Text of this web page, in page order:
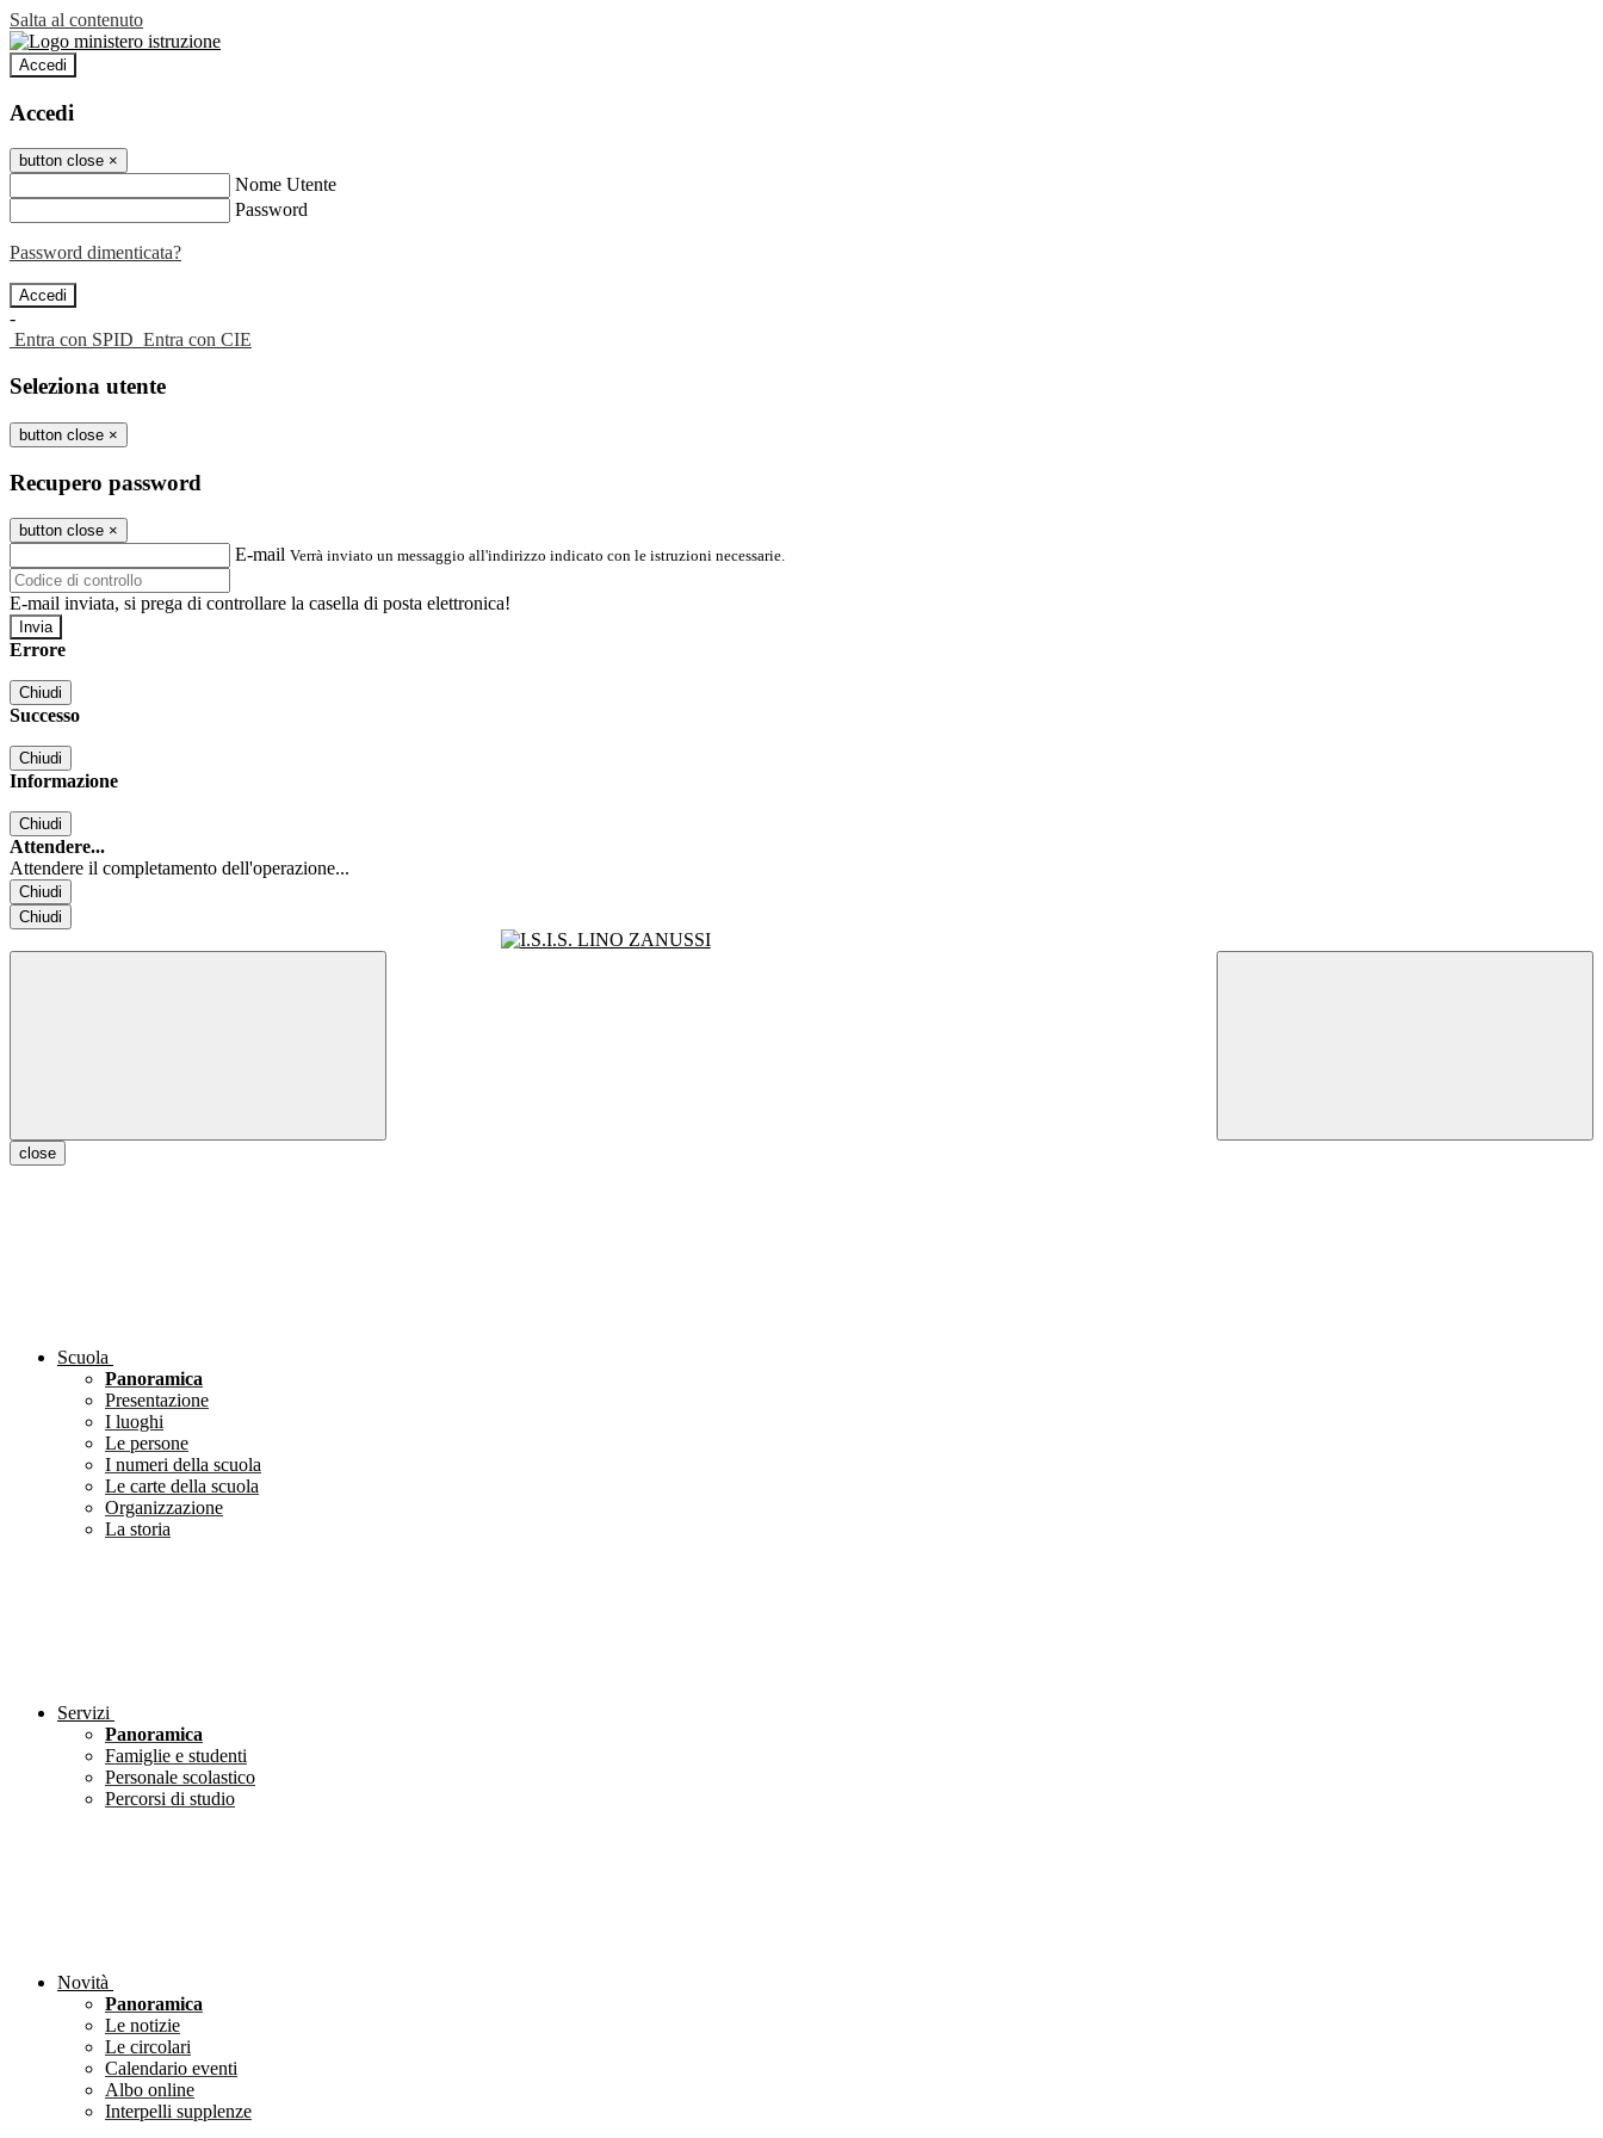
Salta al contenuto
Accedi
Accedi
button close ×
Nome Utente
Password
Password dimenticata?
-
Entra con SPID Entra con CIE
Seleziona utente
button close ×
Recupero password
button close ×
E-mail Verrà inviato un messaggio all'indirizzo indicato con le istruzioni necessarie.
E-mail inviata, si prega di controllare la casella di posta elettronica!
Errore
Chiudi
Successo
Chiudi
Informazione
Chiudi
Attendere...
Attendere il completamento dell'operazione...
Chiudi
Chiudi
close
Scuola
Panoramica
Presentazione
I luoghi
Le persone
I numeri della scuola
Le carte della scuola
Organizzazione
La storia
Servizi
Panoramica
Famiglie e studenti
Personale scolastico
Percorsi di studio
Novità
Panoramica
Le notizie
Le circolari
Calendario eventi
Albo online
Interpelli supplenze